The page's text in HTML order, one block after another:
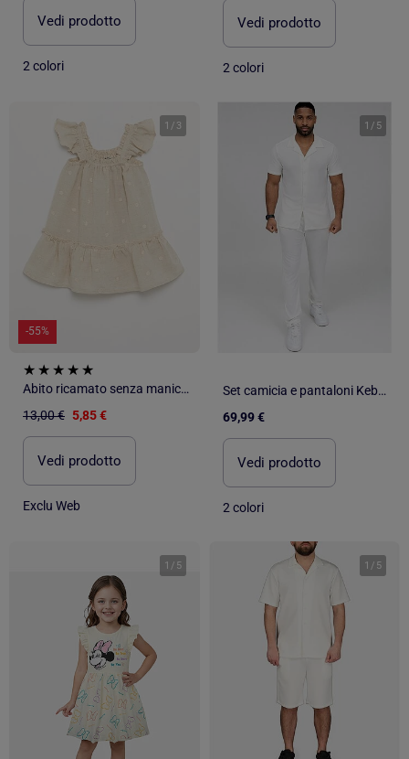
Vedi prodotto
2 colori
Vedi prodotto
2 colori
1 / 3
-55%
Abito ricamato senza maniche in cotone
13,00 € 5,85 €
Vedi prodotto
Exclu Web
1 / 5
Set camicia e pantaloni Kebello
69,99 €
Vedi prodotto
2 colori
1 / 5 1 / 5